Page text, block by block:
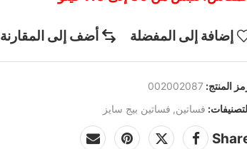
إضافة إلى المفضلة أضف إلى المقارنة
المنتج: 002002087
فساتين, فساتين بيج سايز